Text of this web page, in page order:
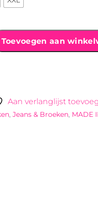
Toevoegen aan
Aan verlanglijst
,Jeans & Broeken, MADE